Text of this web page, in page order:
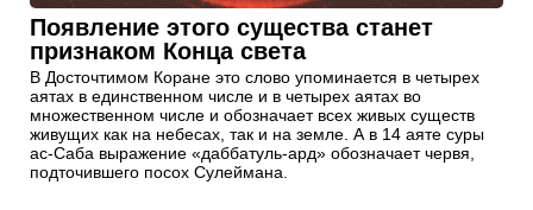
Появление этого существа станет
признаком Конца света
В Досточтимом Коране это слово упоминается в четырех
аятах в единственном числе и в четырех аятах во
множественном числе и обозначает всех живых существ
живущих как на небесах, так и на земле. А в 14 аяте суры
ас-Саба выражение «даббатуль-ард» обозначает червя,
подточившего посох Сулеймана.